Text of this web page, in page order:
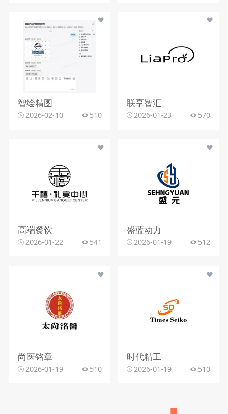
智绘精图
2026-02-10 510
联享智汇
2026-01-23 570
高端餐饮
2026-01-22 541
盛蓝动力
2026-01-19 512
尚医铭章
2026-01-19 510
时代精工
2026-01-19 510